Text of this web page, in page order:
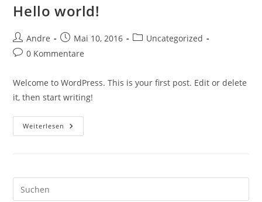
Hello world!
Beitrags-
Autor:
Andre
Beitrag
veröffentlicht:
Mai 10, 2016
Beitrags-
Uncategorized
Beitrags-
0 Kommentare
Welcome to WordPress. This is your first post. Edit or delete
it, then start writing!
Weiterlesen Hello
World!